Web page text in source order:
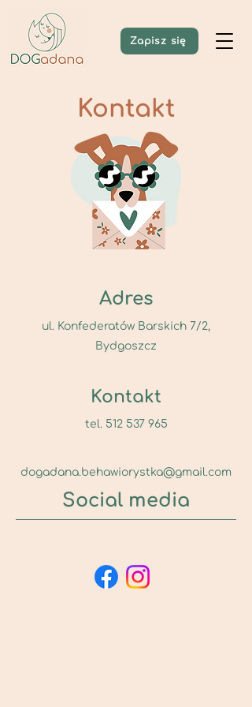
Zapisz się
Kontakt
Adres
ul. Konfederatów Barskich 7/2,
Bydgoszcz
Kontakt
tel. 512 537 965
dogadana.behawiorystka@gmail.com
Social media